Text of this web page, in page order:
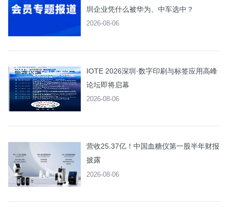
圳企业凭什么被华为、中车选中？
2026-08-06
IOTE 2026深圳·数字印刷与标签应用高峰
论坛即将启幕
2026-08-06
营收25.37亿！中国血糖仪第一股半年财报
披露
2026-08-06